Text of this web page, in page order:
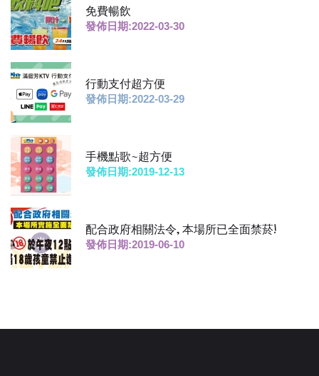
免費暢飲
發佈日期:2022-03-30
行動支付超方便
發佈日期:2022-03-29
手機點歌~超方便
發佈日期:2019-12-13
配合政府相關法令, 本場所已全面禁菸!
發佈日期:2019-06-10